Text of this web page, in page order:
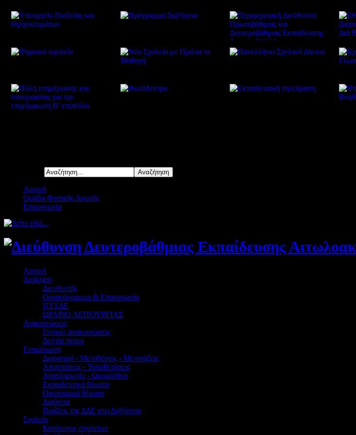
Αρχική
Ομάδα Φυσικής Αγωγής
Επικοινωνία
Αρχική
Διοίκηση
Διευθυντής
Οργανόγραμμα & Επικοινωνία
ΠΥΣΔΕ
ΩΡΑΡΙΟ ΛΕΙΤΟΥΡΓΙΑΣ
Ανακοινώσεις
Γενικές ανακοινώσεις
Δελτία τύπου
Ενημέρωση
Διορισμοί - Μεταθέσεις - Μετατάξεις
Αποσπάσεις - Τοποθετήσεις
Αναπληρωτές - Ωρομίσθιοι
Εκπαιδευτικά θέματα
Οικονομικά θέματα
Διαύγεια
Πράξεις της ΔΔΕ στη Δι@ύγεια
Σχολεία
Κατάλογος σχολείων